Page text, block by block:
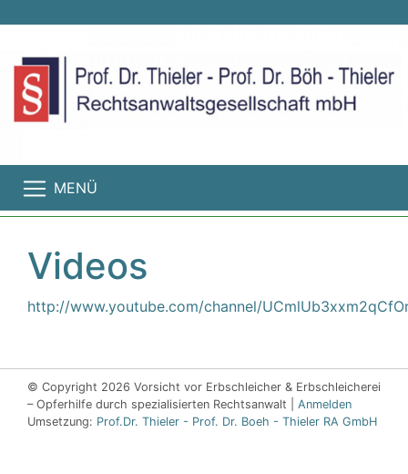
MENÜ
Videos
http://www.youtube.com/channel/
© Copyright 2026 Vorsicht vor Erbschleicher & Erbschleicherei
– Opferhilfe durch spezialisierten Rechtsanwalt | Anmelden
Umsetzung: Prof.Dr. Thieler - Prof. Dr. Boeh - Thieler RA GmbH